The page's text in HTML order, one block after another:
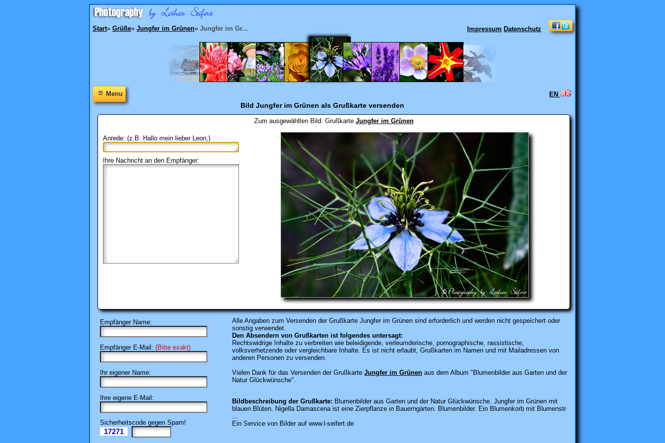
Impressum Datenschutz
Start» Grüße» Jungfer im Grünen» Jungfer im Gr...
≡Menu EN
Bild Jungfer im Grünen als Grußkarte versenden
Zum ausgewählten Bild: Grußkarte Jungfer im Grünen
Anrede: (z.B. Hallo mein lieber Leon,)
Ihre Nachricht an den Empfänger:
Empfänger Name:
Empfänger E-Mail: (Bitte exakt)
Ihr eigener Name:
Ihre eigene E-Mail:
Sicherheitscode gegen Spam!
17271
Alle Angaben zum Versenden der Grußkarte Jungfer im Grünen sind erforderlich und werden nicht gespeichert oder
sonstig verwendet.
Den Absendern von Grußkarten ist folgendes untersagt:
Rechtswidrige Inhalte zu verbreiten wie beleidigende, verleumderische, pornographische, rassistische,
volksverhetzende oder vergleichbare Inhalte. Es ist nicht erlaubt, Grußkarten im Namen und mit Mailadressen von
anderen Personen zu versenden.
Vielen Dank für das Versenden der Grußkarte Jungfer im Grünen aus dem Album "Blumenbilder aus Garten und der
Natur Glückwünsche".
Bildbeschreibung der Grußkarte: Blumenbilder aus Garten und der Natur Glückwünsche. Jungfer im Grünen mit
blauen Blüten. Nigella Damascena ist eine Zierpflanze in Bauerngärten. Blumenbilder. Ein Blumenkorb mit Blumenstr
...
Ein Service von Bilder auf www.l-seifert.de